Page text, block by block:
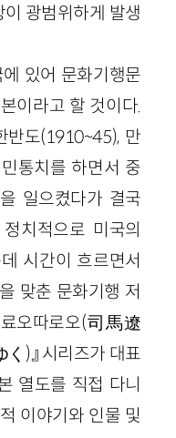
광범위하게 발생
있어 문화기행문
이라고 할 것이다.
반도(1910~45), 만
통치를 하면서 중
일으켰다가 결국
치적으로 미국의
시간이 흐르면서
맞춘 문화기행 저
오따로오(司馬遼
)』 시리즈가 대표
열도를 직접 다니
이야기와 인물 및